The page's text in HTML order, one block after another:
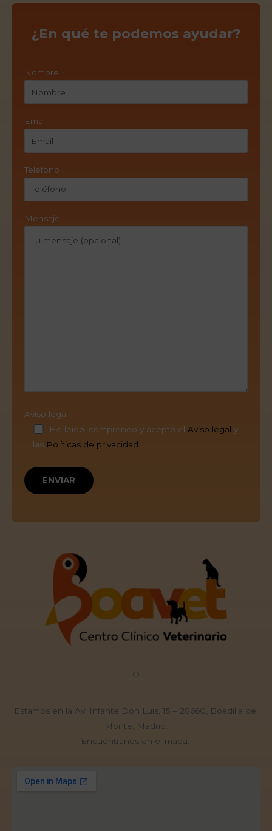
¿En qué te podemos ayudar?
Nombre
Email
Teléfono
Mensaje
Aviso legal
He leído, comprendo y acepto el Aviso legal y
las Políticas de privacidad
O
Estamos en la Av. Infante Don Luis, 15 – 28660, Boadilla del
Monte, Madrid.
Encuéntranos en el mapa.